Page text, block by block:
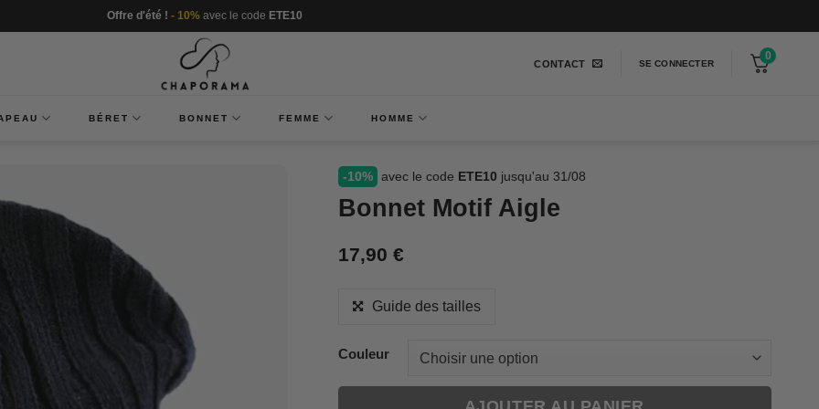
Offre d'été ! - 10% avec le code ETE10
CONTACT SE CONNECTER
0
BÉRET BONNET FEMME HOMME
-10% avec le code ETE10 jusqu'au 31/08
Bonnet Motif Aigle
17,90 €
Guide des tailles
Couleur